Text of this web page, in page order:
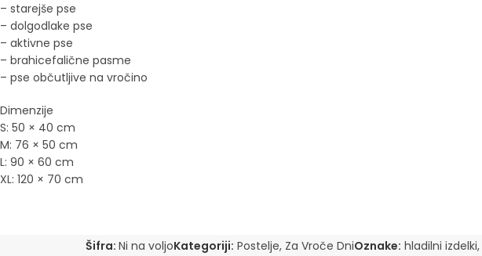
– starejše pse
– dolgodlake pse
– aktivne pse
– brahicefalične pasme
– pse občutljive na vročino
Dimenzije
S: 50 × 40 cm
M: 76 × 50 cm
L: 90 × 60 cm
XL: 120 × 70 cm
Šifra: Ni na voljoKategoriji: Postelje, Za Vroče DniOznake: hladilni izdelki,